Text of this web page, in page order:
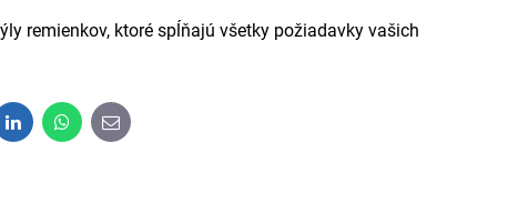
remienkov, ktoré spĺňajú všetky požiadavky vašich
LinkedInWhatsApp
E-
mail